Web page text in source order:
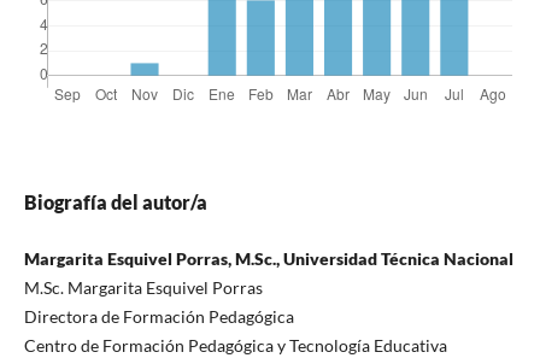
Biografía del autor/a
Margarita Esquivel Porras, M.Sc., Universidad Técnica Nacional
M.Sc. Margarita Esquivel Porras
Directora de Formación Pedagógica
Centro de Formación Pedagógica y Tecnología Educativa